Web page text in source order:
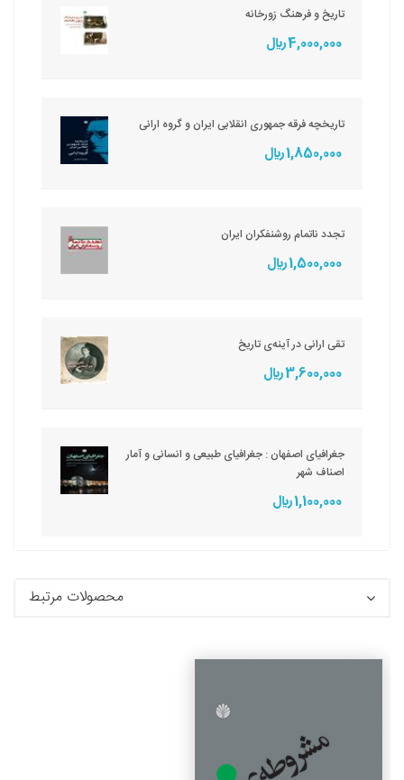
تاریخ و فرهنگ زورخانه
4,000,000 ريال
تاریخچه فرقه جمهوری انقلابی ایران و گروه ارانی
1,850,000 ريال
تجدد ناتمام روشنفکران ایران
1,500,000 ريال
تقی ارانی در آینه‌ی تاریخ
3,600,000 ريال
جغرافیای اصفهان : جغرافیای طبیعی و انسانی و آمار
اصناف شهر
1,100,000 ريال
محصولات مرتبط